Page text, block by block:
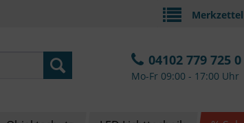
04102 779 725 0
Mo-Fr 09:00 - 17:00 Uhr